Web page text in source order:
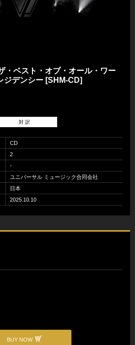
・ベスト・オブ・オール・ワー
ジデンシー [SHM-CD]
対 訳
CD
2
-
ユニバーサル ミュージック合同会社
日本
2025.10.10
BUY NOW